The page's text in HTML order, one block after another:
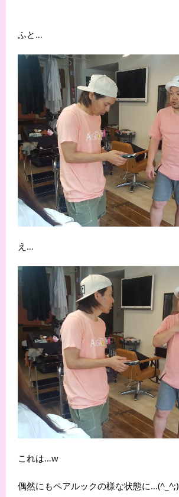
ふと…
え…
これは…w
偶然にもペアルックの様な状態に…(^_^;)